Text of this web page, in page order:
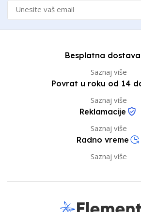
Besplatna dostava
Saznaj više
Povrat u roku od 14
Saznaj više
Reklamacije
Saznaj više
Radno vreme
Saznaj više